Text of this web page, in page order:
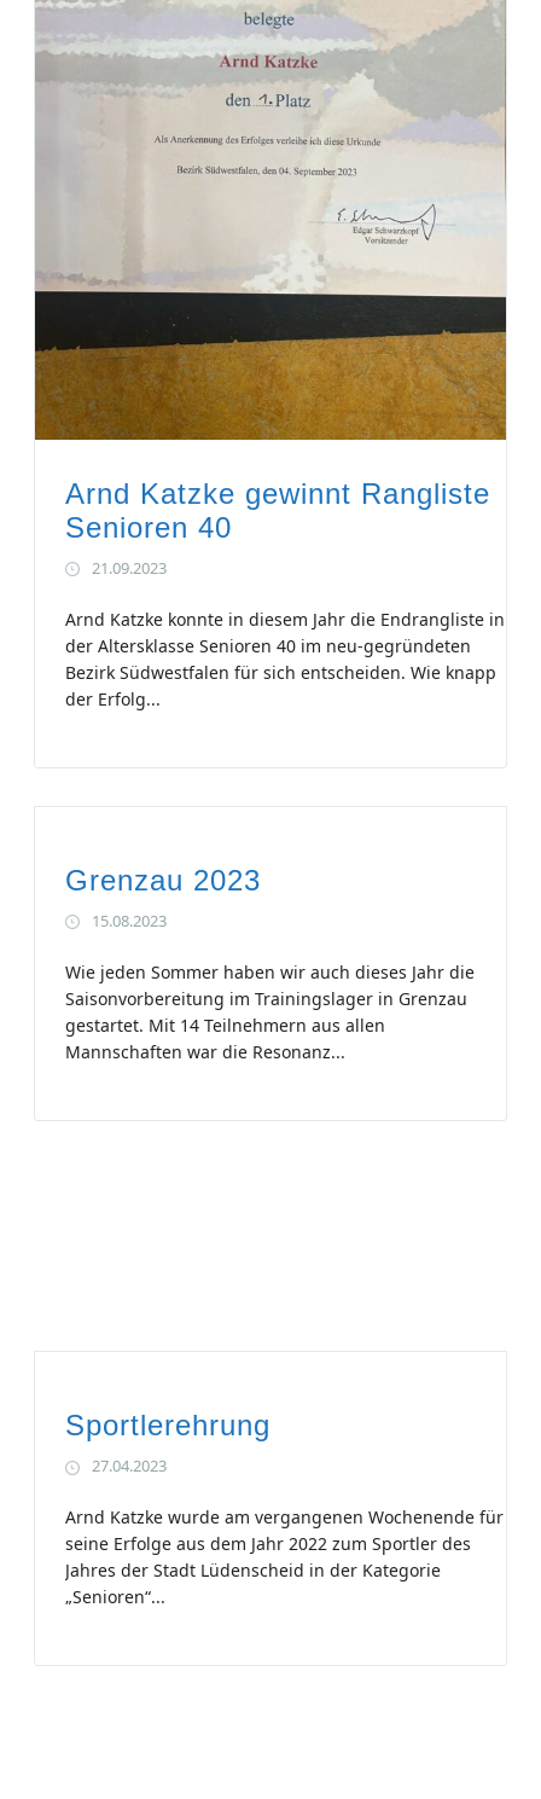
Arnd Katzke gewinnt Rangliste
Senioren 40
21.09.2023
Arnd Katzke konnte in diesem Jahr die Endrangliste in
der Altersklasse Senioren 40 im neu-gegründeten
Bezirk Südwestfalen für sich entscheiden. Wie knapp
der Erfolg...
Grenzau 2023
15.08.2023
Wie jeden Sommer haben wir auch dieses Jahr die
Saisonvorbereitung im Trainingslager in Grenzau
gestartet. Mit 14 Teilnehmern aus allen
Mannschaften war die Resonanz...
Sportlerehrung
27.04.2023
Arnd Katzke wurde am vergangenen Wochenende für
seine Erfolge aus dem Jahr 2022 zum Sportler des
Jahres der Stadt Lüdenscheid in der Kategorie
„Senioren“...